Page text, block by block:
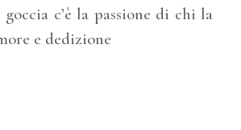
c’è la passione di chi la
e dedizione